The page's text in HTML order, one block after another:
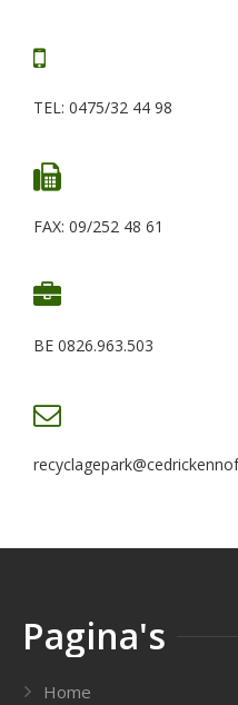
TEL: 0475/32 44 98
FAX: 09/252 48 61
BE 0826.963.503
Pagina's
Home